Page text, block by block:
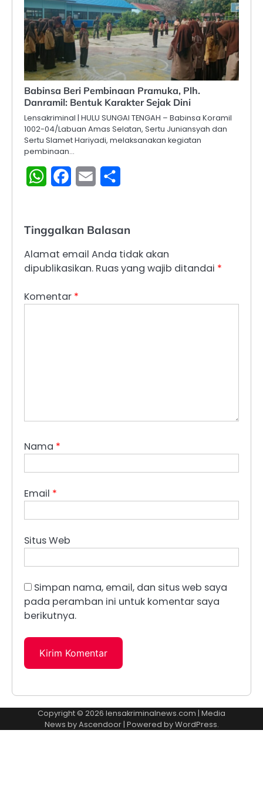
Babinsa Beri Pembinaan Pramuka, Plh.
Danramil: Bentuk Karakter Sejak Dini
Lensakriminal | HULU SUNGAI TENGAH – Babinsa Koramil
1002-04/Labuan Amas Selatan, Sertu Juniansyah dan
Sertu Slamet Hariyadi, melaksanakan kegiatan
pembinaan…
WhatsAppFacebook
Email
Tinggalkan Balasan
Alamat email Anda tidak akan
dipublikasikan. Ruas yang wajib ditandai *
Komentar *
Nama *
Email *
Situs Web
Simpan nama, email, dan situs web saya
pada peramban ini untuk komentar saya
berikutnya.
Copyright © 2026 lensakriminalnews.com | Media
News byAscendoor| Powered byWordPress.